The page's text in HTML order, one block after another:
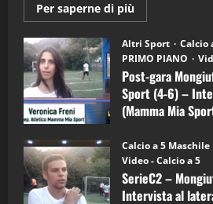
Per saperne di più
informazioni
Post-
gara
Mongiuffi
Melia
–
Mamma
Mia
Sport
6)
–
Intervista
a
mister
Arturo
Altri Sport
Calcio
PRIMO PIANO
Post-gara
Sport (4-6) –
(Mamma Mia
Calcio a 5 Maschile
Video - Calcio a 5
SerieC2 –
Intervista al
3
"SportEmpire" in
“SportEmpire” in
(Martedi 21
21/04/2026
4
“SportEmpire” in
(Martedi 14 Aprile
15/04/2026